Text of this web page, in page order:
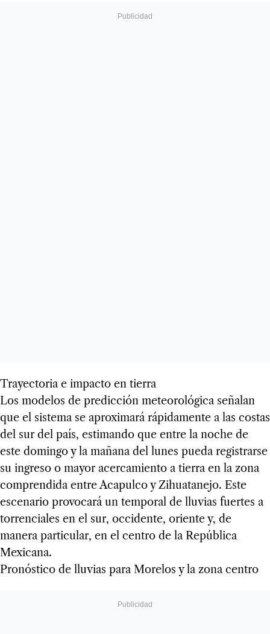
Trayectoria e impacto en tierra
Los modelos de predicción meteorológica señalan
que el sistema se aproximará rápidamente a las costas
del sur del país, estimando que entre la noche de
este domingo y la mañana del lunes pueda registrarse
su ingreso o mayor acercamiento a tierra en la zona
comprendida entre Acapulco y Zihuatanejo. Este
escenario provocará un temporal de lluvias fuertes a
torrenciales en el sur, occidente, oriente y, de
manera particular, en el centro de la República
Mexicana.
Pronóstico de lluvias para Morelos y la zona centro